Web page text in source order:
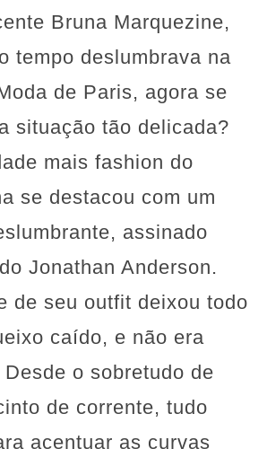
Bruna Marquezine,
tempo deslumbrava na
de Paris, agora se
situação tão delicada?
mais fashion do
se destacou com um
assinado
Jonathan Anderson.
de seu outfit deixou todo
caído, e não era
o sobretudo de
de corrente, tudo
acentuar as curvas